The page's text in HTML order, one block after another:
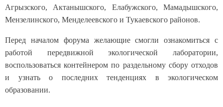
Агрызского, Актанышского, Елабужского, Мамадышского,
Мензелинского, Менделеевского и Тукаевского районов.
Перед началом форума желающие смогли ознакомиться с
работой передвижной экологической лаборатории,
воспользоваться контейнером по раздельному сбору отходов
и узнать о последних тенденциях в экологическом
образовании.